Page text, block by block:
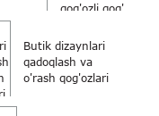
qog'ozli qog'oz
Butik dizaynlari
qadoqlash va
o'rash qog'ozlari